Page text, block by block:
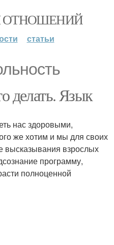
ОТНОШЕНИЙ
статьи
делать. Язык
нас здоровыми,
же хотим и мы для своих
высказывания взрослых
программу,
полноценной